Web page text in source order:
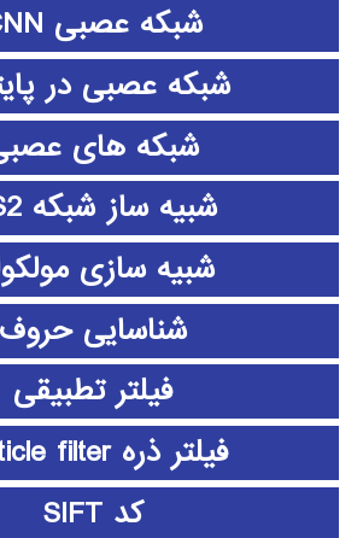
شبکه عصبی CNN
شبکه عصبی در
شبکه های
شبیه ساز شبکه NS2
شبیه سازی
شناسایی حروف
فیلتر تطبیقی
فیلتر ذره particle filter
کد SIFT